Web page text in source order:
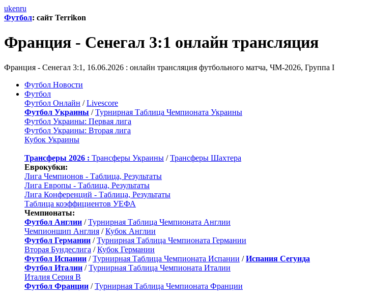
ukenru
Футбол: сайт Terrikon
Франция - Сенегал 3:1 онлайн трансляция
Франция - Сенегал 3:1, 16.06.2026 : онлайн трансляция футбольного матча, ЧМ-2026, Группа I
Футбол Новости
Футбол
Футбол Онлайн /Livescore
Футбол Украины /Турнирная Таблица Чемпионата Украины
Футбол Украины: Первая лига
Футбол Украины: Вторая лига
Кубок Украины
Трансферы 2026 : Трансферы Украины /Трансферы Шахтера
Еврокубки:
Лига Чемпионов - Таблица, Результаты
Лига Европы - Таблица, Результаты
Лига Конференций - Таблица, Результаты
Таблица коэффициентов УЕФА
Чемпионаты:
Футбол Англии /Турнирная Таблица Чемпионата Англии
Чемпионшип Англия /Кубок Англии
Футбол Германии /Турнирная Таблица Чемпионата Германии
Вторая Бундеслига /Кубок Германии
Футбол Испании /Турнирная Таблица Чемпионата Испании /Испания Сегунда
Футбол Италии /Турнирная Таблица Чемпионата Италии
Италия Серия B
Футбол Франции /Турнирная Таблица Чемпионата Франции